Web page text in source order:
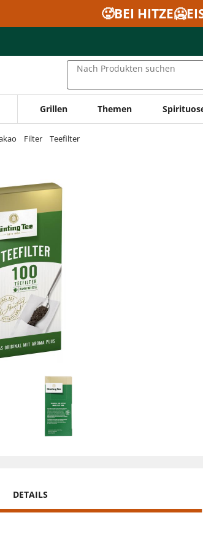
🥵BEI
Nach Produkten suchen
Grillen Themen
Filter Teefilter
DETAILS